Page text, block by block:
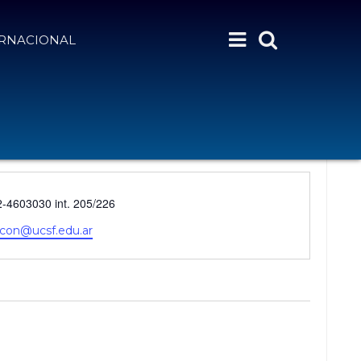
4603030 int. 205/226